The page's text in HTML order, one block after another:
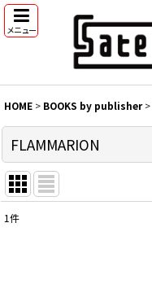
メニュー
HOME > BOOKS by publisher >
FLAMMARION
1件